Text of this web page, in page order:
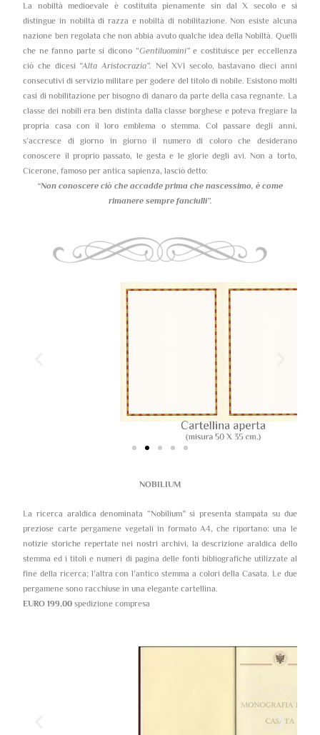
La nobiltà medioevale è costituita pienamente sin dal X secolo e si
distingue in nobiltà di razza e nobiltà di nobilitazione. Non esiste alcuna
nazione ben regolata che non abbia avuto qualche idea della Nobiltà. Quelli
che ne fanno parte si dicono “Gentiluomini”e costituisce per eccellenza
ciò che dicesi “Alta Aristocrazia”. Nel XVI secolo, bastavano dieci anni
consecutivi di servizio militare per godere del titolo di nobile. Esistono molti
casi di nobilitazione per bisogno di danaro da parte della casa regnante. La
classe dei nobili era ben distinta dalla classe borghese e poteva fregiare la
propria casa con il loro emblema o stemma. Col passare degli anni,
s’accresce di giorno in giorno il numero di coloro che desiderano
conoscere il proprio passato, le gesta e le glorie degli avi. Non a torto,
Cicerone, famoso per antica sapienza, lasciò detto:
“Non conoscere ciò che accadde prima che nascessimo, è come
rimanere sempre fanciulli”.
NOBILIUM
La ricerca araldica denominata “Nobilium” si presenta stampata su due
preziose carte pergamene vegetali in formato A4, che riportano: una le
notizie storiche repertate nei nostri archivi, la descrizione araldica dello
stemma ed i titoli e numeri di pagina delle fonti bibliografiche utilizzate al
fine della ricerca; l’altra con l’antico stemma a colori della Casata. Le due
pergamene sono racchiuse in una elegante cartellina.
EURO 199,00 spedizione compresa